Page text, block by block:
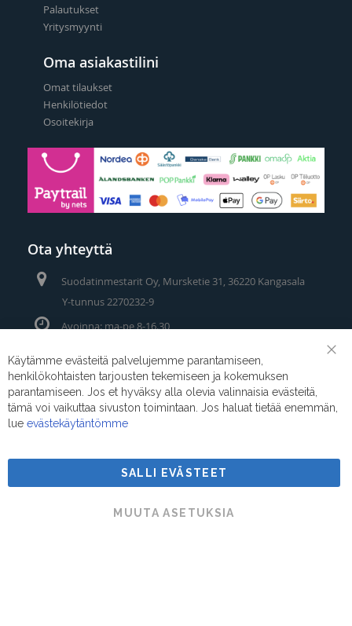
Palautukset
Yritysmyynti
Oma asiakastilini
Omat tilaukset
Henkilötiedot
Osoitekirja
Ota yhteyttä
Suodatinmestarit Oy, Mursketie 31, 36220 Kangasala
Y-tunnus 2270232-9
Avoinna: ma-pe 8-16.30
Puhelin/Whatsapp:
Sähköposti:myynti@suodatinmestarit.fi
Suodatinmestarit © 2026
Käytämme evästeitä palvelujemme parantamiseen,
henkilökohtaisten tarjousten tekemiseen ja kokemuksen
parantamiseen. Jos et hyväksy alla olevia valinnaisia evästeitä,
tämä voi vaikuttaa sivuston toimintaan. Jos haluat tietää enemmän,
lue evästekäytäntömme
SALLI EVÄSTEET
MUUTA ASETUKSIA